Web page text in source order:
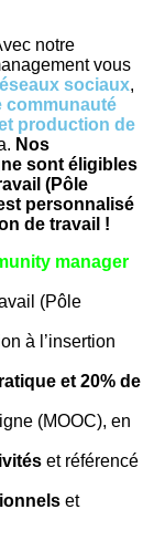
notre
vous
sociaux,
communauté
production de
Nos
sont éligibles
(Pôle
personnalisé
de travail !
manager
(Pôle
à l’insertion
et 20% de
(MOOC), en
et référencé
et